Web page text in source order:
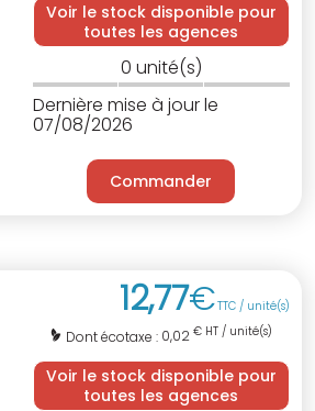
Voir le stock disponible pour
toutes les agences
0 unité(s)
Dernière mise à jour le
07/08/2026
Commander
12,77€TTC / unité(s)
Dont écotaxe : 0,02 € HT / unité(s)
Voir le stock disponible pour
toutes les agences